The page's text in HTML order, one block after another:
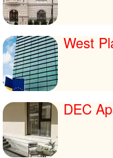
West
DEC